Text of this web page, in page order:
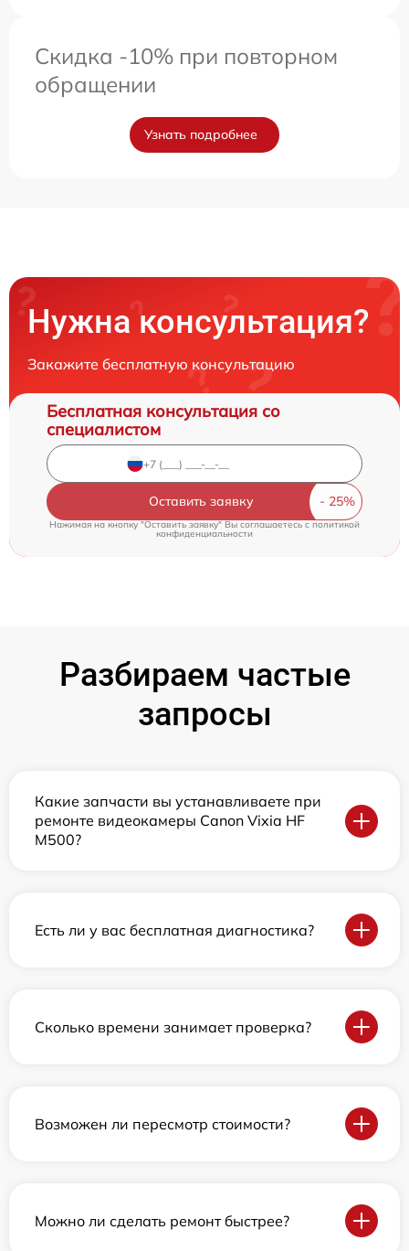
Скидка -10% при повторном
обращении
Узнать подробнее
Нужна консультация?
Закажите бесплатную консультацию
Бесплатная консультация со
специалистом
Оставить заявку
Нажимая на кнопку "Оставить заявку" Вы соглашаетесь cполитикой
конфиденциальности
Разбираем частые
запросы
Какие запчасти вы устанавливаете при
ремонте видеокамеры Canon Vixia HF
M500?
Есть ли у вас бесплатная диагностика?
Сколько времени занимает проверка?
Возможен ли пересмотр стоимости?
Можно ли сделать ремонт быстрее?